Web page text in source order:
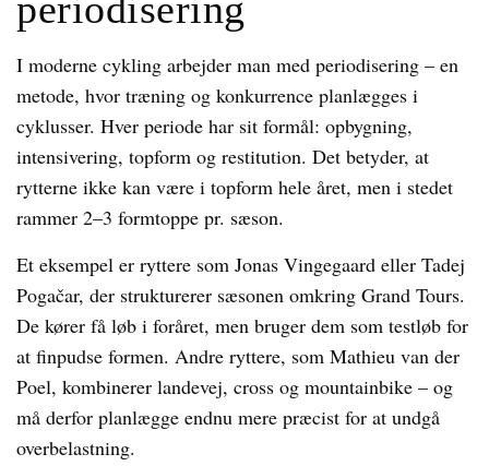
I moderne cykling arbejder man med periodisering – en
metode, hvor træning og konkurrence planlægges i
cyklusser. Hver periode har sit formål: opbygning,
intensivering, topform og restitution. Det betyder, at
rytterne ikke kan være i topform hele året, men i stedet
rammer 2–3 formtoppe pr. sæson.
Et eksempel er ryttere som Jonas Vingegaard eller Tadej
Pogačar, der strukturerer sæsonen omkring Grand Tours.
De kører få løb i foråret, men bruger dem som testløb for
at finpudse formen. Andre ryttere, som Mathieu van der
Poel, kombinerer landevej, cross og mountainbike – og
må derfor planlægge endnu mere præcist for at undgå
overbelastning.